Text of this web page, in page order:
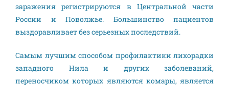
заражения регистрируются в Центральной части
России и Поволжье. Большинство пациентов
выздоравливает без серьезных последствий.
Самым лучшим способом профилактики лихорадки
западного Нила и других заболеваний,
переносчиком которых являются комары, является